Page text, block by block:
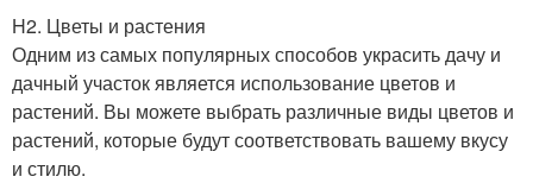
H2. Цветы и растения
Одним из самых популярных способов украсить дачу и
дачный участок является использование цветов и
растений. Вы можете выбрать различные виды цветов и
растений, которые будут соответствовать вашему вкусу
и стилю.